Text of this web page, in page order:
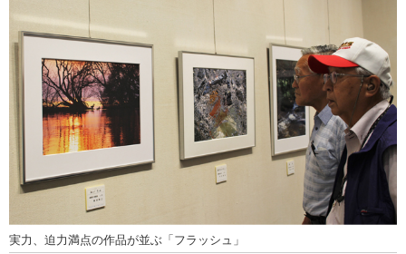
実力、迫力満点の作品が並ぶ「フラッシュ」